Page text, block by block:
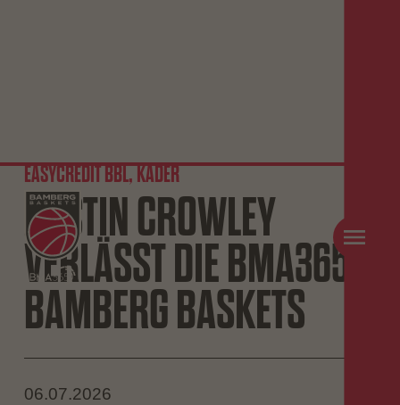
EASYCREDIT BBL, KADER
AUSTIN CROWLEY
VERLÄSST DIE BMA365
BAMBERG BASKETS
06.07.2026